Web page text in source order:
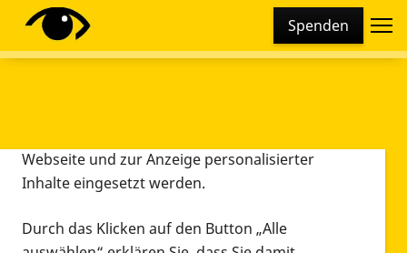
Spenden
Diese Webseite setzt verschiedene Cookies und
Tracking-Tools ein. Dies beinhaltet Cookies und
Webseite und zur Anzeige personalisierter
Inhalte eingesetzt werden.
Durch das Klicken auf den Button „Alle